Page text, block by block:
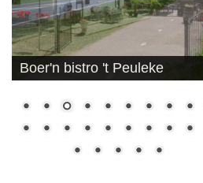
Boer'n bistro 't Peuleke